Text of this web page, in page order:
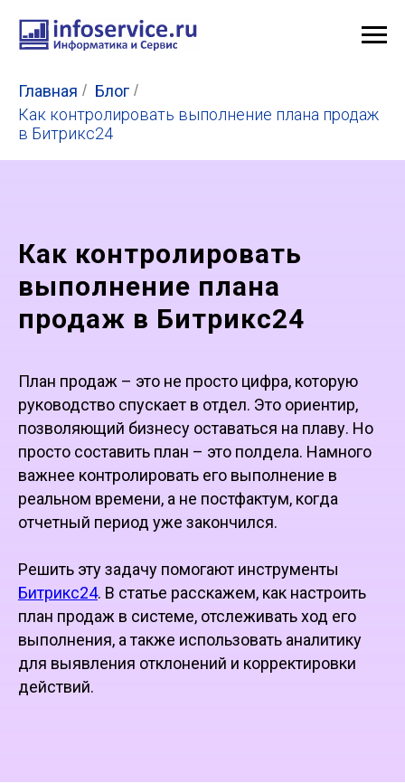
Главная / Блог /
Как контролировать выполнение плана продаж
в Битрикс24
Как контролировать
выполнение плана
продаж в Битрикс24
План продаж – это не просто цифра, которую
руководство спускает в отдел. Это ориентир,
позволяющий бизнесу оставаться на плаву. Но
просто составить план – это полдела. Намного
важнее контролировать его выполнение в
реальном времени, а не постфактум, когда
отчетный период уже закончился.
Решить эту задачу помогают инструменты
Битрикс24. В статье расскажем, как настроить
план продаж в системе, отслеживать ход его
выполнения, а также использовать аналитику
для выявления отклонений и корректировки
действий.